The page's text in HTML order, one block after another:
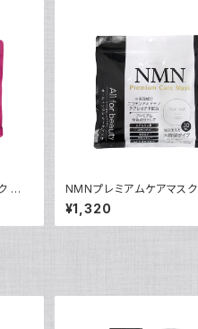
エ NMNプレミアムケアマスク
¥1,320